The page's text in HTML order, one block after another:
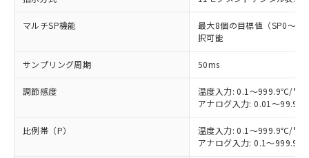
マルチSP機能
最大8個の目標値（SP0～
択可能
サンプリング周期 50ms
調節感度
温度入力: 0.1～999.9℃/°F
アナログ入力: 0.01～
比例帯（P）
温度入力: 0.1～999.9℃/°F
アナログ入力: 0.1～